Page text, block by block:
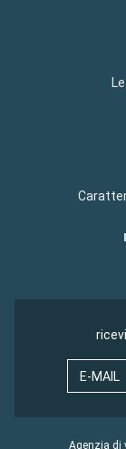
E-MAIL
Agenzia di